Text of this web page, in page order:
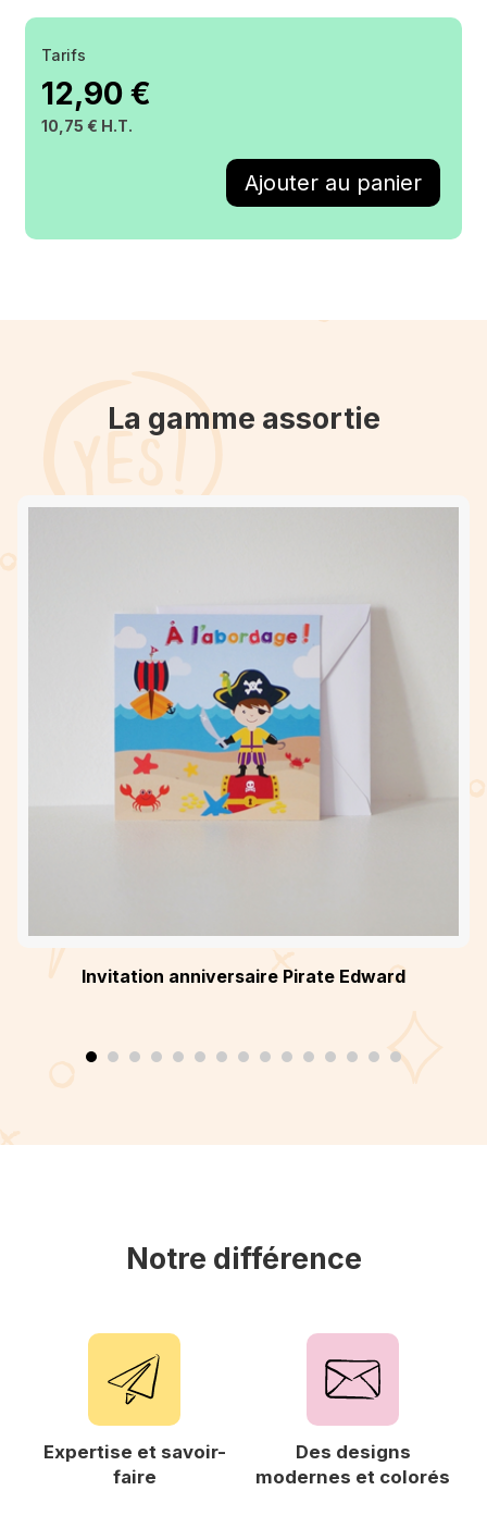
Tarifs
12,90 €
10,75 € H.T.
La gamme assortie
Invitation anniversaire Pirate Edward
Notre différence
Expertise et savoir-
faire
Des designs
modernes et colorés